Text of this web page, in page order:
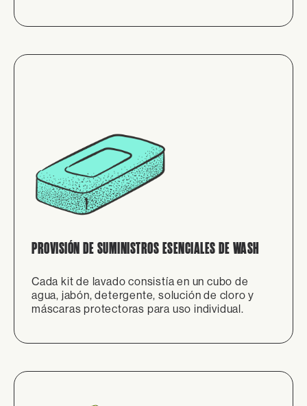
PROVISIÓN DE SUMINISTROS ESENCIALES DE WASH
Cada kit de lavado consistía en un cubo de
agua, jabón, detergente, solución de cloro y
máscaras protectoras para uso individual.